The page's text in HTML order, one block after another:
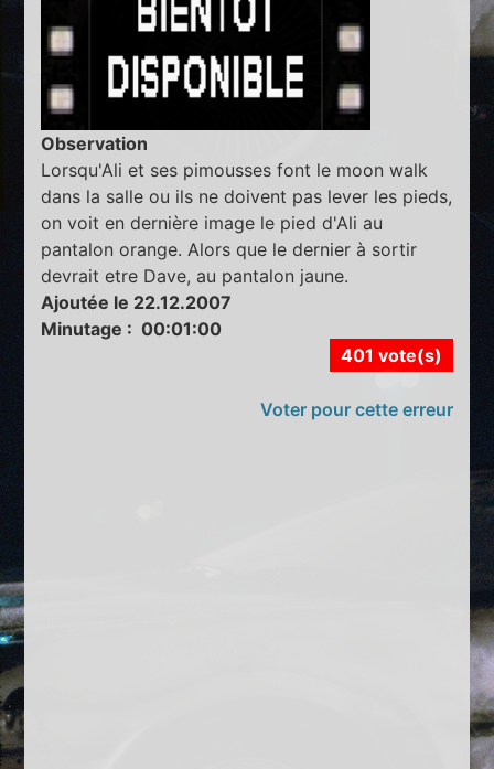
Observation
Lorsqu'Ali et ses pimousses font le moon walk
dans la salle ou ils ne doivent pas lever les pieds,
on voit en dernière image le pied d'Ali au
pantalon orange. Alors que le dernier à sortir
devrait etre Dave, au pantalon jaune.
Ajoutée le 22.12.2007
Minutage : 00:01:00
401 vote(s)
Voter pour cette erreur